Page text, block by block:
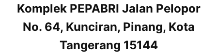
Komplek PEPABRI Jalan Pelopor
No. 64, Kunciran, Pinang, Kota
Tangerang 15144